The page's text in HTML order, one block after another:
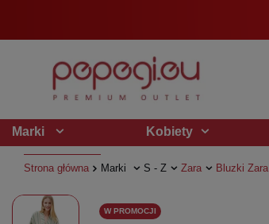
Marki Kobiety
Strona główna Marki S - Z Zara Bluzki Zara
W PROMOCJI